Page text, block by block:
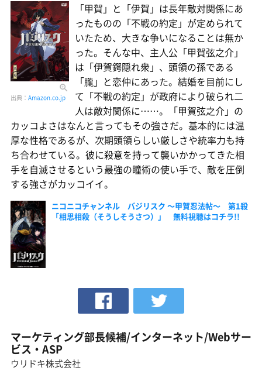
出典： Amazon.co.jp
「甲賀」と「伊賀」は長年敵対関係にあ
ったものの「不戦の約定」が定められて
いたため、大きな争いになることは無か
った。そんな中、主人公「甲賀弦之介」
は「伊賀鍔隠れ衆」、頭領の孫である
「朧」と恋仲にあった。結婚を目前にし
て「不戦の約定」が政府により破られ二
人は敵対関係に……。「甲賀弦之介」の
カッコよさはなんと言ってもその強さだ。基本的には温
厚な性格であるが、次期頭領らしい厳しさや統率力も持
ち合わせている。彼に殺意を持って襲いかかってきた相
手を自滅させるという最強の瞳術の使い手で、敵を圧倒
する強さがカッコイイ。
ニコニコチャンネル バジリスク 〜甲賀忍法帖〜 第1殺
「相思相殺（そうしそうさつ）」 無料視聴はコチラ!!
マーケティング部長候補/インターネット/Webサー
ビス・ASP
ウリドキ株式会社